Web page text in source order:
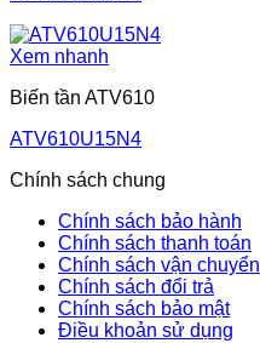
Xem nhanh
Biến tần ATV610
ATV610U15N4
Chính sách chung
Chính sách bảo hành
Chính sách thanh toán
Chính sách vận chuyển
Chính sách đổi trả
Chính sách bảo mật
Điều khoản sử dụng